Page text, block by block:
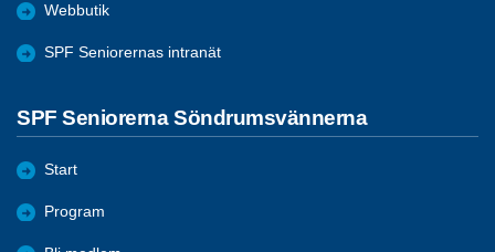
Webbutik
SPF Seniorernas intranät
SPF Seniorerna Söndrumsvännerna
Start
Program